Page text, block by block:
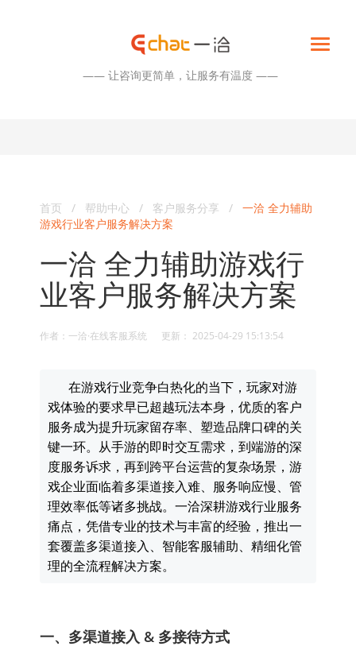
—— 让咨询更简单，让服务有温度 ——
首页 / 帮助中心 / 客户服务分享 / 一洽 全力辅助
游戏行业客户服务解决方案
一洽 全力辅助游戏行
业客户服务解决方案
作者：一洽·在线客服系统 更新： 2025-04-29 15:13:54
在游戏行业竞争白热化的当下，玩家对游
戏体验的要求早已超越玩法本身，优质的客户
服务成为提升玩家留存率、塑造品牌口碑的关
键一环。从手游的即时交互需求，到端游的深
度服务诉求，再到跨平台运营的复杂场景，游
戏企业面临着多渠道接入难、服务响应慢、管
理效率低等诸多挑战。一洽深耕游戏行业服务
痛点，凭借专业的技术与丰富的经验，推出一
套覆盖多渠道接入、智能客服辅助、精细化管
理的全流程解决方案。
一、多渠道接入 & 多接待方式